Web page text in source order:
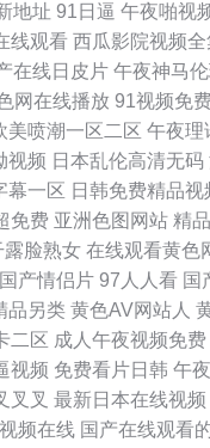
地址 91日逼 午夜啪视
线观看 西瓜影院视频全
在线日皮片 午夜神马
网在线播放 91视频免
美喷潮一区二区 午夜理
视频 日本乱伦高清无码
幕一区 日韩免费精品视
免费 亚洲色图网站 精
露脸熟女 在线观看黄色
国产情侣片 97人人看 国
品另类 黄色AV网站人
二区 成人午夜视频免费
视频 免费看片日韩 午
叉叉 最新日本在线视频
频在线 国产在线观看